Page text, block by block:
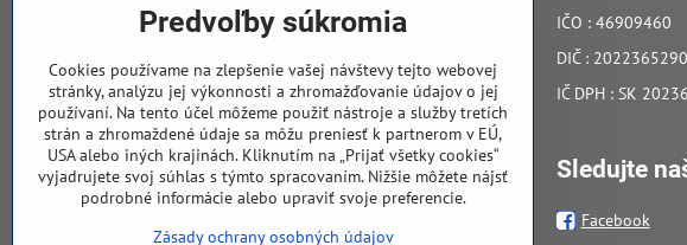
0905 258 196
bratislava​@jgv​.sk
obchodný partner Bratislava
IČO : 46909460
DIČ :
IČ DPH : SK
Sledujte
Facebook
Predvoľby súkromia
Cookies používame na zlepšenie vašej návštevy tejto webovej
stránky, analýzu jej výkonnosti a zhromažďovanie údajov o jej
používaní. Na tento účel môžeme použiť nástroje a služby tretích
strán a zhromaždené údaje sa môžu preniesť k partnerom v EÚ,
USA alebo iných krajinách. Kliknutím na „Prijať všetky cookies“
vyjadrujete svoj súhlas s týmto spracovaním. Nižšie môžete nájsť
podrobné informácie alebo upraviť svoje preferencie.
Zásady ochrany osobných údajov